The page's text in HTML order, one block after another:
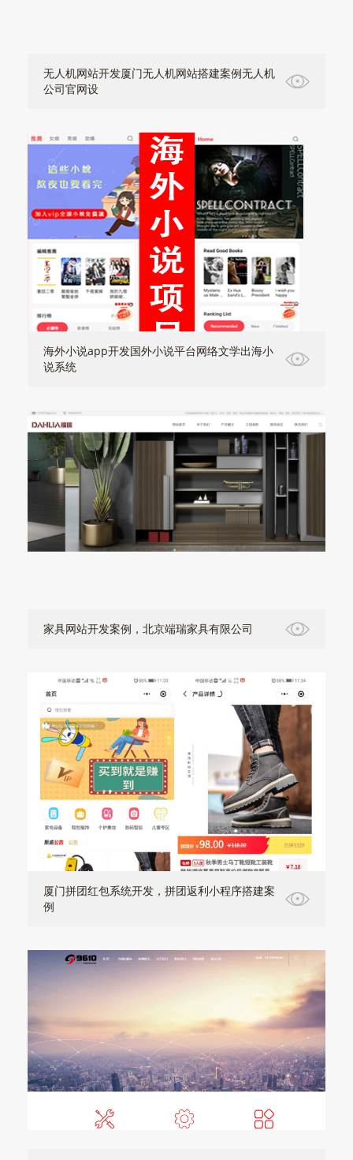
无人机网站开发厦门无人机网站搭建案例无人机
公司官网设
海外小说app开发国外小说平台网络文学出海小
说系统
家具网站开发案例，北京端瑞家具有限公司
厦门拼团红包系统开发，拼团返利小程序搭建案
例